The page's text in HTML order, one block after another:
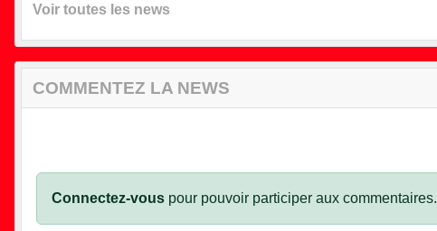
Voir toutes les news
COMMENTEZ LA NEWS
Connectez-vous pour pouvoir participer aux commentaires.